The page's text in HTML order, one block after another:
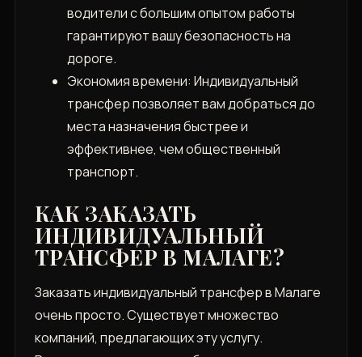
водители с большим опытом работы
гарантируют вашу безопасность на
дороге.
Экономия времени: Индивидуальный
трансфер позволяет вам добраться до
места назначения быстрее и
эффективнее, чем общественный
транспорт.
КАК ЗАКАЗАТЬ
ИНДИВИДУАЛЬНЫЙ
ТРАНСФЕР В МАЛАГЕ?
Заказать индивидуальный трансфер в Малаге
очень просто. Существует множество
компаний, предлагающих эту услугу.